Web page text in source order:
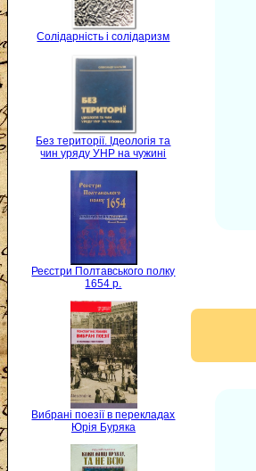
Солідарність і солідаризм
Без території. Ідеологія та
чин уряду УНР на чужині
Реєстри Полтавського полку
1654 р.
Вибрані поезії в перекладах
Юрія Буряка